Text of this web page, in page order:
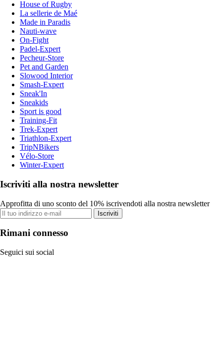
House of Rugby
La sellerie de Maé
Made in Paradis
Nauti-wave
On-Fight
Padel-Expert
Pecheur-Store
Pet and Garden
Slowood Interior
Smash-Expert
Sneak'In
Sneakids
Sport is good
Training-Fit
Trek-Expert
Triathlon-Expert
TripNBikers
Vélo-Store
Winter-Expert
Iscriviti alla nostra newsletter
Approfitta di uno sconto del 10% iscrivendoti alla nostra newsletter
Iscriviti
Rimani connesso
Seguici sui social